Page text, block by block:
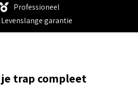
Professioneel
Levenslange garantie
je trap compleet